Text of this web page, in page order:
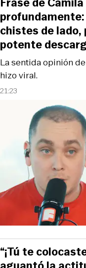
21:23
La sentida opinión
hizo viral.
chistes de lado,
potente
“¡Tú te